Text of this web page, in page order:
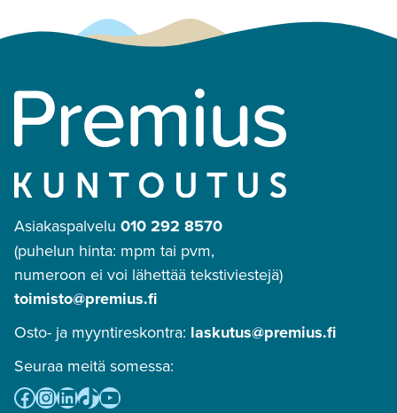
Asiakaspalvelu 010 292 8570
(puhelun hinta: mpm tai pvm,
numeroon ei voi lähettää tekstiviestejä)
toimisto@premius.fi
Osto- ja myyntireskontra: laskutus@premius.fi
Seuraa meitä somessa:
Facebook
Instagram
LinkedIn
TikTok
YouTube